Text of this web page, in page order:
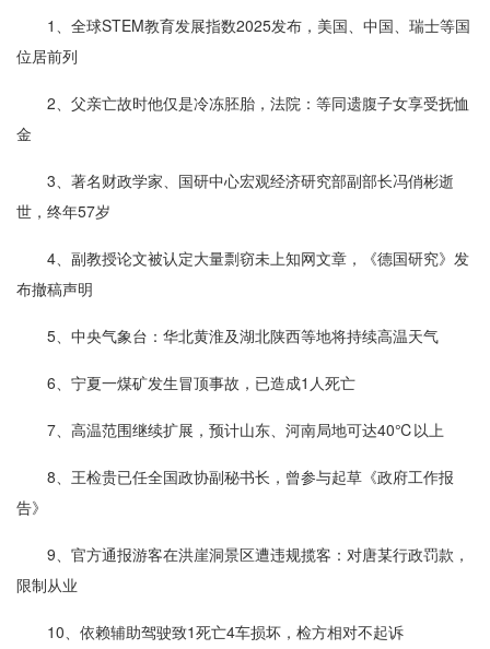
1、全球STEM教育发展指数2025发布，美国、中国、瑞士等国
位居前列
2、父亲亡故时他仅是冷冻胚胎，法院：等同遗腹子女享受抚恤
金
3、著名财政学家、国研中心宏观经济研究部副部长冯俏彬逝
世，终年57岁
4、副教授论文被认定大量剽窃未上知网文章，《德国研究》发
布撤稿声明
5、中央气象台：华北黄淮及湖北陕西等地将持续高温天气
6、宁夏一煤矿发生冒顶事故，已造成1人死亡
7、高温范围继续扩展，预计山东、河南局地可达40℃以上
8、王检贵已任全国政协副秘书长，曾参与起草《政府工作报
告》
9、官方通报游客在洪崖洞景区遭违规揽客：对唐某行政罚款，
限制从业
10、依赖辅助驾驶致1死亡4车损坏，检方相对不起诉